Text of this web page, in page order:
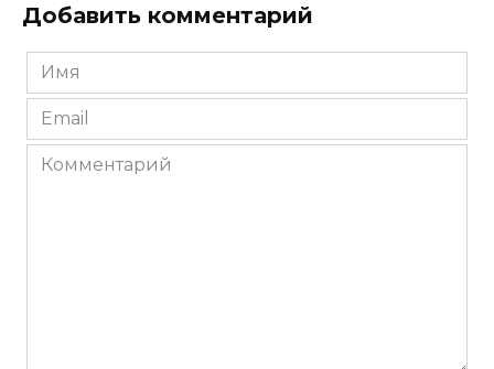
Добавить комментарий
Имя
*
Email
*
Комментарий